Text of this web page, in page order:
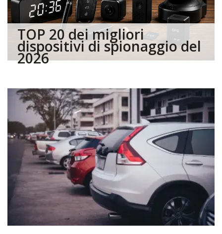
TOP 20 dei migliori
dispositivi di spionaggio del
2026